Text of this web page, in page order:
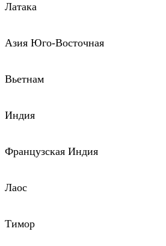
Латака
Азия Юго-Восточная
Вьетнам
Индия
Французская Индия
Лаос
Тимор